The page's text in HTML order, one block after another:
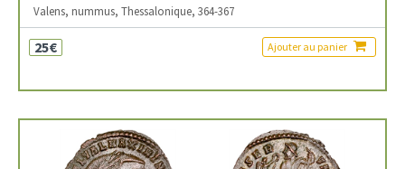
Valens, nummus, Thessalonique, 364-367
25€ Ajouter au panier